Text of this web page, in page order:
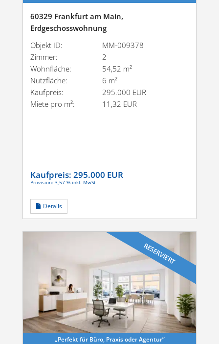
60329 Frankfurt am Main,
Erdgeschosswohnung
Objekt ID:
MM-009378
Zimmer:
2
Wohnfläche:
54,52 m²
Nutzfläche:
6 m²
Kaufpreis:
295.000 EUR
Miete pro m²:
11,32 EUR
Kaufpreis: 295.000 EUR
Provision: 3,57 % inkl. MwSt
Details
„Perfekt für Büro, Praxis oder Agentur”
RESERVIERT